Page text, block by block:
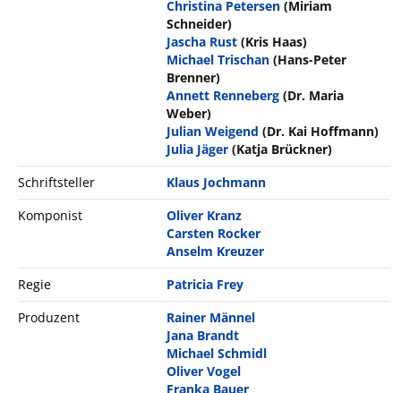
Christina Petersen (Miriam
Schneider)
Jascha Rust (Kris Haas)
Michael Trischan (Hans-Peter
Brenner)
Annett Renneberg (Dr. Maria
Weber)
Julian Weigend (Dr. Kai Hoffmann)
Julia Jäger (Katja Brückner)
Schriftsteller
Klaus Jochmann
Komponist
Oliver Kranz
Carsten Rocker
Anselm Kreuzer
Regie
Patricia Frey
Produzent
Rainer Männel
Jana Brandt
Michael Schmidl
Oliver Vogel
Franka Bauer